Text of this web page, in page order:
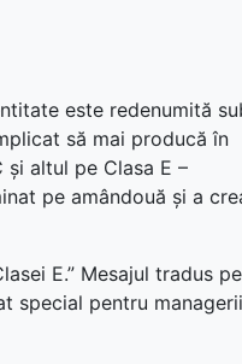
este redenumită
să mai producă în
altul pe Clasa E –
pe amândouă și a
E.” Mesajul
special pentru